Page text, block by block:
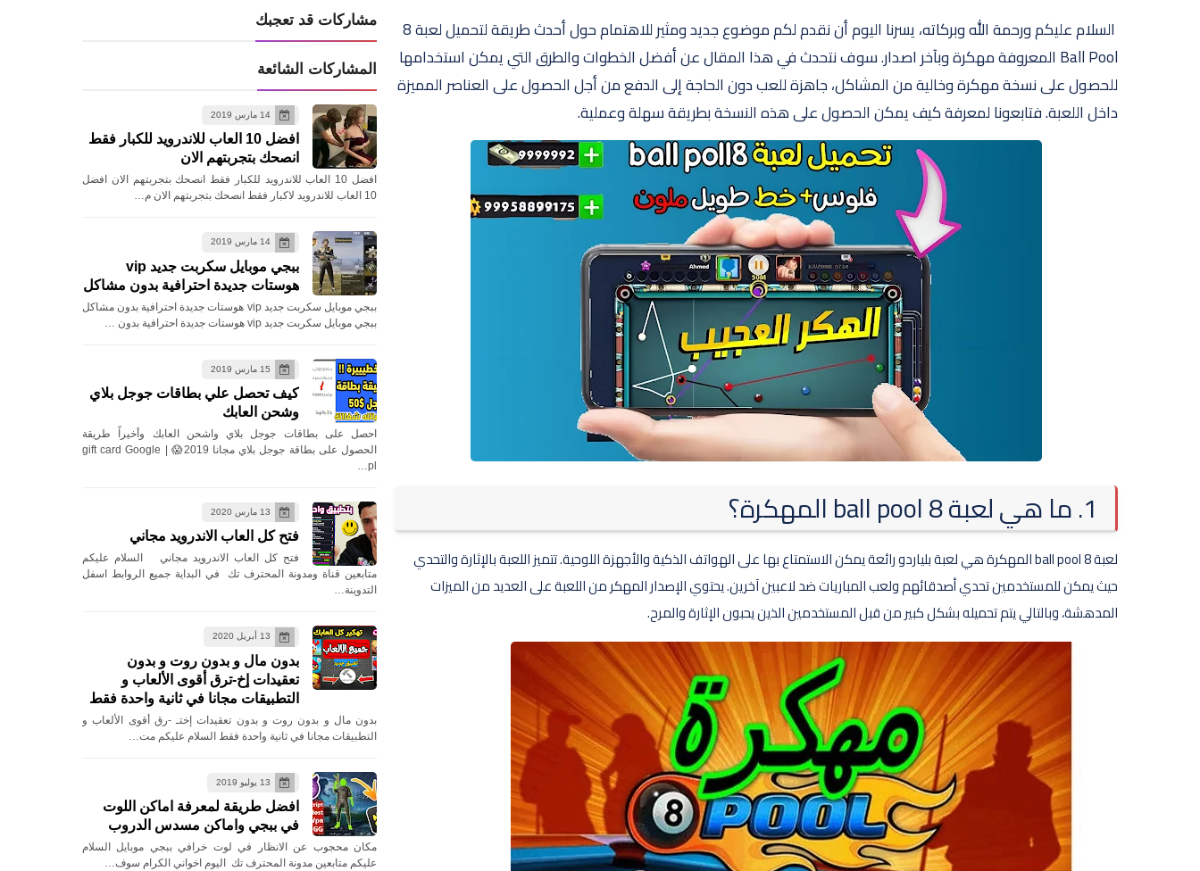
السلام عليكم ورحمة الله وبركاته، يسرنا اليوم أن نقدم لكم موضوع جديد ومثير للاهتمام حول أحدث طريقة لتحميل لعبة 8
Ball Pool المعروفة مهكرة وبآخر اصدار. سوف نتحدث في هذا المقال عن أفضل الخطوات والطرق التي يمكن استخدامها
للحصول على نسخة مهكرة وخالية من المشاكل، جاهزة للعب دون الحاجة إلى الدفع من أجل الحصول على العناصر المميزة
داخل اللعبة. فتابعونا لمعرفة كيف يمكن الحصول على هذه النسخة بطريقة سهلة وعملية.
1. ما هي لعبة 8 ball pool المهكرة؟
لعبة 8 ball pool المهكرة هي لعبة بلياردو رائعة يمكن الاستمتاع بها على الهواتف الذكية والأجهزة اللوحية. تتميز اللعبة بالإثارة والتحدي
حيث يمكن للمستخدمين تحدي أصدقائهم ولعب المباريات ضد لاعبين آخرين. يحتوي الإصدار المهكر من اللعبة على العديد من الميزات
المدهشة، وبالتالي يتم تحميله بشكل كبير من قبل المستخدمين الذين يحبون الإثارة والمرح.
مشاركات قد تعجبك
المشاركات الشائعة
14 مارس 2019
افضل 10 العاب للاندرويد للكبار فقط
انصحك بتجربتهم الان
افضل 10 العاب للاندرويد للكبار فقط انصحك بتجربتهم الان افضل
10 العاب للاندرويد لاكبار فقط انصحك بتجربتهم الان م…
14 مارس 2019
ببجي موبايل سكربت جديد vip
هوستات جديدة احترافية بدون مشاكل
ببجي موبايل سكربت جديد vip هوستات جديدة احترافية بدون مشاكل
ببجي موبايل سكربت جديد vip هوستات جديدة احترافية بدون …
15 مارس 2019
كيف تحصل علي بطاقات جوجل بلاي
وشحن العابك
احصل على بطاقات جوجل بلاي واشحن العابك وأخيراً طريقة
الحصول على بطاقة جوجل بلاي مجانا 2019😱 | gift card Google
pl…
13 مارس 2020
فتح كل العاب الاندرويد مجاني
فتح كل العاب الاندرويد مجاني السلام عليكم
متابعين قناة ومدونة المحترف تك في البداية جميع الروابط اسفل
التدوينة…
13 أبريل 2020
بدون مال و بدون روت و بدون
تعقيدات إخ-ترق أقوى الألعاب و
التطبيقات مجانا في ثانية واحدة فقط
بدون مال و بدون روت و بدون تعقيدات إختـ -رق أقوى الألعاب و
التطبيقات مجانا في ثانية واحدة فقط السلام عليكم مت…
13 يوليو 2019
افضل طريقة لمعرفة اماكن اللوت
في ببجي واماكن مسدس الدروب
مكان محجوب عن الانظار في لوت خرافي ببجي موبايل السلام
عليكم متابعين مدونة المحترف تك اليوم اخواني الكرام سوف…